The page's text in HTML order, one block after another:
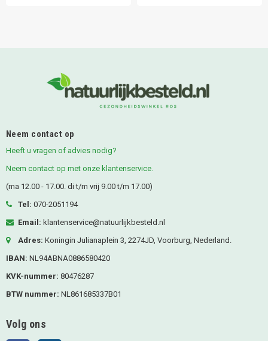
Neem contact op
Heeft u vragen of advies nodig?
Neem contact op met onze klantenservice.
(ma 12.00 - 17.00. di t/m vrij 9.00 t/m 17.00)
Tel: 070-2051194
Email: klantenservice@natuurlijkbesteld.nl
Adres: Koningin Julianaplein 3, 2274JD, Voorburg, Nederland.
IBAN: NL94ABNA0886580420
KVK-nummer: 80476287
BTW nummer: NL861685337B01
Volg ons